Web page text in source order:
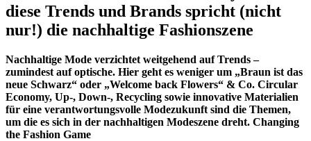
diese Trends und Brands spricht (nicht
nur!) die nachhaltige Fashionszene
Nachhaltige Mode verzichtet weitgehend auf Trends –
zumindest auf optische. Hier geht es weniger um „Braun ist das
neue Schwarz“ oder „Welcome back Flowers“ & Co. Circular
Economy, Up-, Down-, Recycling sowie innovative Materialien
für eine verantwortungsvolle Modezukunft sind die Themen,
um die es sich in der nachhaltigen Modeszene dreht. Changing
the Fashion Game